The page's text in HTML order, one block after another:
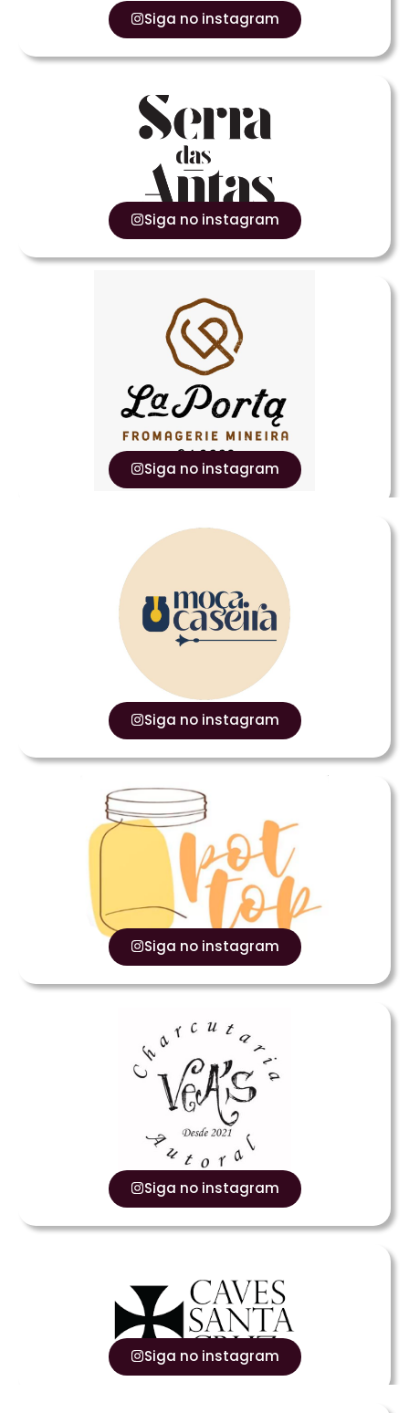
Siga no instagram
Siga no instagram
Siga no instagram
Siga no instagram
Siga no instagram
Siga no instagram
Siga no instagram